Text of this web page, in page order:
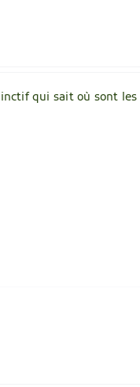
qui sait où sont les